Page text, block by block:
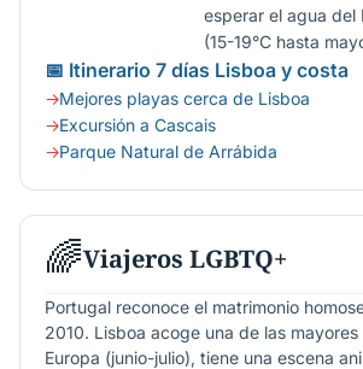
esperar el agua del
(15-19°C hasta
📅 Itinerario 7 días Lisboa y costa
Mejores playas cerca de Lisboa
Excursión a Cascais
Parque Natural de Arrábida
🌈Viajeros LGBTQ+
Portugal reconoce el matrimonio
2010. Lisboa acoge una de las
Europa (junio-julio), tiene una escena